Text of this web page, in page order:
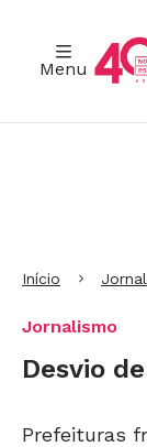
Menu
Início
Jornalismo
Desvio
Prefeituras